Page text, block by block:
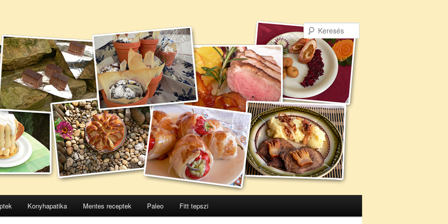
Konyhapatika Mentes receptek Paleo Fitt tepszi